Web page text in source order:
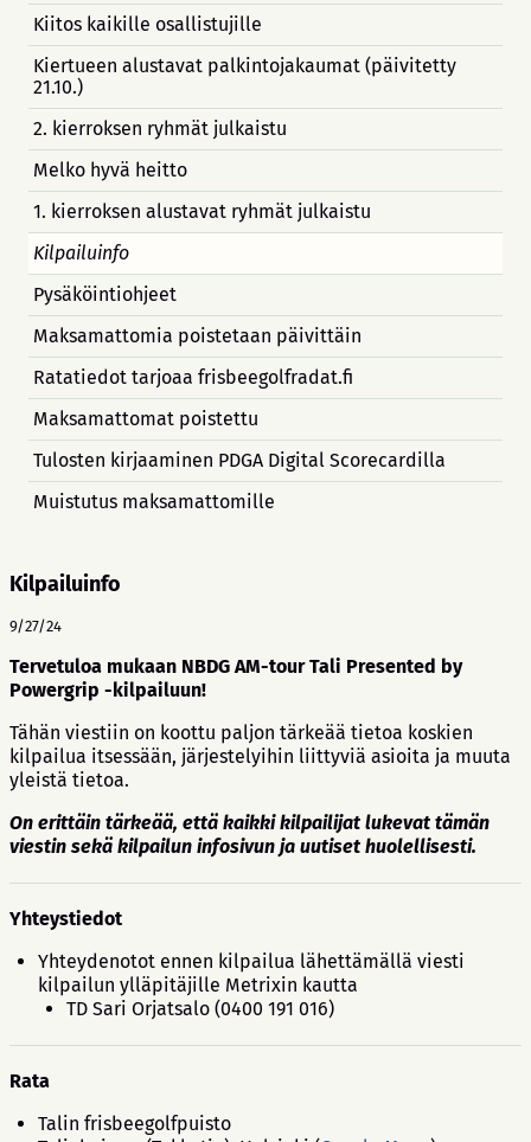
Kiitos kaikille osallistujille
Kiertueen alustavat palkintojakaumat (päivitetty
21.10.)
2. kierroksen ryhmät julkaistu
Melko hyvä heitto
1. kierroksen alustavat ryhmät julkaistu
Kilpailuinfo
Pysäköintiohjeet
Maksamattomia poistetaan päivittäin
Ratatiedot tarjoaa frisbeegolfradat.fi
Maksamattomat poistettu
Tulosten kirjaaminen PDGA Digital Scorecardilla
Muistutus maksamattomille
Kilpailuinfo
9/27/24
Tervetuloa mukaan NBDG AM-tour Tali Presented by
Powergrip -kilpailuun!
Tähän viestiin on koottu paljon tärkeää tietoa koskien
kilpailua itsessään, järjestelyihin liittyviä asioita ja muuta
yleistä tietoa.
On erittäin tärkeää, että kaikki kilpailijat lukevat tämän
viestin sekä kilpailun infosivun ja uutiset huolellisesti.
Yhteystiedot
Yhteydenotot ennen kilpailua lähettämällä viesti
kilpailun ylläpitäjille Metrixin kautta
TD Sari Orjatsalo (0400 191 016)
Rata
Talin frisbeegolfpuisto